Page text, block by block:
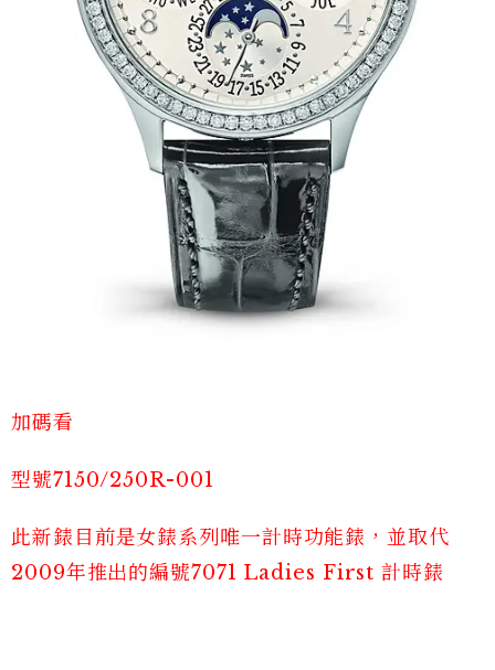
加碼看
型號7150/250R-001
此新錶目前是女錶系列唯一計時功能錶，並取代
2009年推出的編號7071 Ladies First 計時錶